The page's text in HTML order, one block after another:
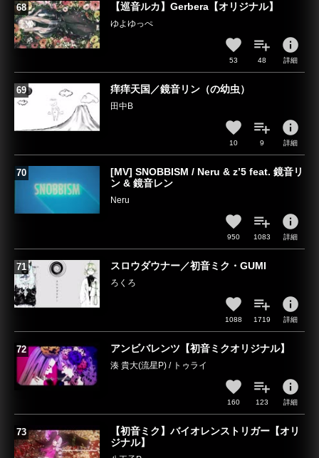
【巡音ルカ】Gerbera【オリジナル】
ゆよゆっぺ
53 48
info
詳細
痒痒天国／鏡音リン（の幼虫）
田中B
10 9
info
詳細
[MV] SNOBBISM / Neru & z’5 feat. 鏡音リ
ン & 鏡音レン
Neru
950 1083
info
詳細
スロウダウナー／初音ミク・GUMI
ろくろ
1088 1719
info
詳細
アンビバレンツ【初音ミクオリジナル】
湊 貴大(流星P) / トゥライ
160 123
info
詳細
【初音ミク】バイオレンストリガー【オリ
ジナル】